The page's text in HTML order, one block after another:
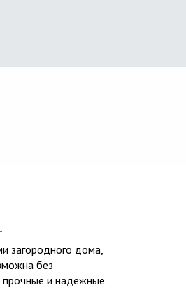
загородного дома,
без
прочные и надежные